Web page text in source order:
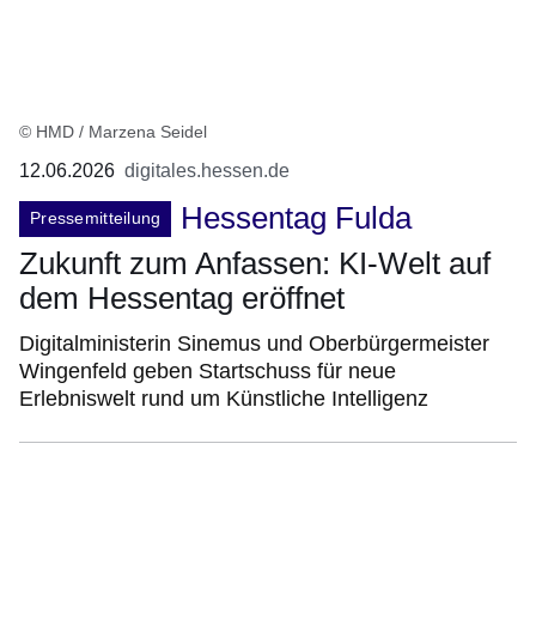
© HMD / Marzena Seidel
12.06.2026 digitales.hessen.de
Pressemitteilung
Hessentag Fulda
Zukunft zum Anfassen: KI-Welt auf
dem Hessentag eröffnet
Digitalministerin Sinemus und Oberbürgermeister
Wingenfeld geben Startschuss für neue
Erlebniswelt rund um Künstliche Intelligenz